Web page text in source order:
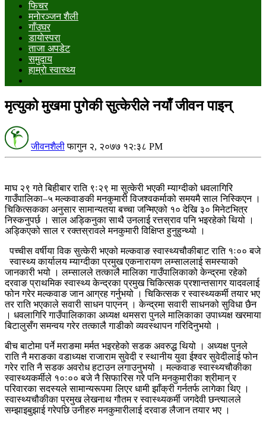
फिचर
मनाेरञ्जन शैली
गाँउघर
डायाेस्परा
ताजा अपडेट
समुदाय
हाम्राे स्वास्थ्य
मृत्युको मुखमा पुगेकी सुत्केरीले नयाँ जीवन पाइन्
जीवनशैली फागुन २, २०७७ १२:३८ PM
माघ २९ गते बिहीबार राति ९ः२९ मा सुत्केरी भएकी म्याग्दीको धवलागिरि
गाउँपालिका–५ मल्कवाङकी मनकुमारी विजश्वकर्माको समयमै साल निस्किएन ।
चिकित्सकका अनुसार सामान्यतया बच्चा जन्मिएको १० देखि ३० मिनेटभित्र
निस्कनुपर्छ । साल अड्किनुका साथै उनलाई रत्तस्राव पनि भइरहेको थियो ।
अड्किएको साल र रक्तस्रावले मनकुमारी विक्षिप्त हुनुहुन्थ्यो ।
पच्चीस वर्षीया विक सुत्केरी भएको मल्कवाङ स्वास्थ्यचौकीबाट राति १ः०० बजे
स्वास्थ्य कार्यालय म्याग्दीका प्रमुख एकनारायण लम्साललाई समस्याको
जानकारी भयो । लम्सालले तत्कालै मालिका गाउँपालिकाको केन्द्रमा रहेको
दरवाङ प्राथमिक स्वास्थ्य केन्द्रका प्रमुख चिकित्सक प्रशान्तसागर यादवलाई
फोन गरेर मल्कवाङ जान आग्रह गर्नुभयो । चिकित्सक र स्वास्थ्यकर्मी तयार भए
तर राति भएकाले सवारी साधन पाएनन् । केन्द्रमा सवारी साधनको सुविधा छैन
। धवलागिरि गाउँपालिकाका अध्यक्ष थमसरा पुनले मालिकाका उपाध्यक्ष खरमाया
बिटालुसँग समन्वय गरेर तत्कालै गाडीको व्यवस्थापन गरिदिनुभयो ।
बीच बाटोमा पर्ने मराङमा मर्मत भइरहेको सडक अवरुद्ध थियो । अध्यक्ष पुनले
राति नै मराङका वडाध्यक्ष राजाराम सुवेदी र स्थानीय युवा ईश्वर सुवेदीलाई फोन
गरेर राति नै सडक अवरोध हटाउन लगाउनुभयो । मल्कवाङ स्वास्थ्यचौकीका
स्वास्थ्यकर्मीले १०ः०० बजे नै सिफारिस गरे पनि मनकुमारीका श्रीमान् र
परिवारका सदस्यले सामान्यरूपमा लिएर धामी झाँक्री गर्नतर्फ लागेका थिए ।
स्वास्थ्यचौकीका प्रमुख लेखनाथ गौतम र स्वास्थ्यकर्मी जगदेवी छन्त्यालले
सम्झाइबुझाई गरेपछि उनीहरु मनकुमारीलाई दरवाङ लैजान तयार भए ।